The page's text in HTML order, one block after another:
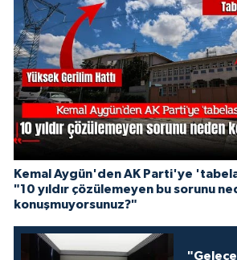
Kemal Aygün'den AK Parti'ye
"10 yıldır çözülemeyen bu sorunu
konuşmuyorsunuz?"